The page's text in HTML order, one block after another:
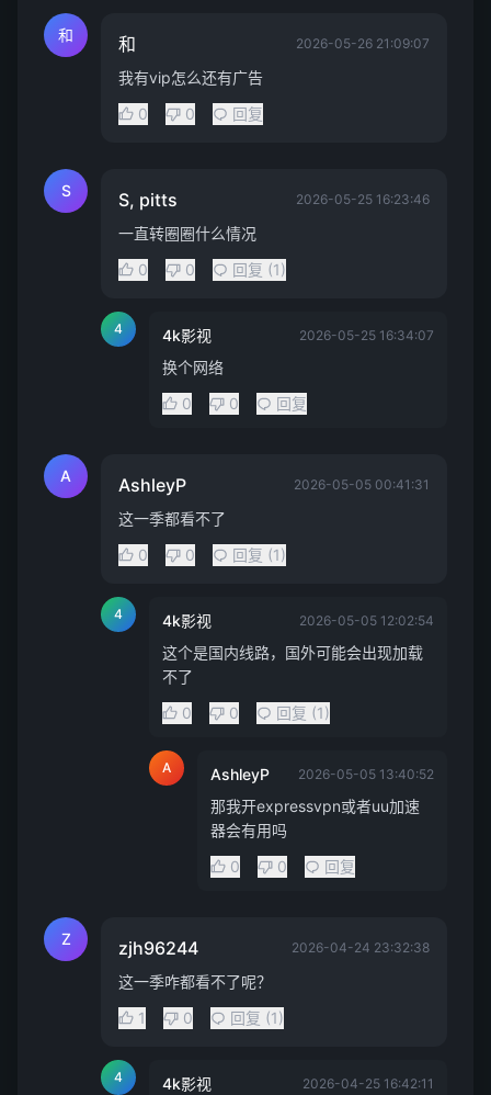
和 和 2026-05-26 21:09:07
我有vip怎么还有广告
0
0 回复
S S, pitts 2026-05-25 16:23:46
一直转圈圈什么情况
0
0 回复 (1)
4 4k影视 2026-05-25 16:34:07
换个网络
0
0 回复
A AshleyP 2026-05-05 00:41:31
这一季都看不了
0
0 回复 (1)
4 4k影视 2026-05-05 12:02:54
这个是国内线路，国外可能会出现加载
不了
0
0 回复 (1)
A AshleyP 2026-05-05 13:40:52
那我开expressvpn或者uu加速
器会有用吗
0
0 回复
Z zjh96244 2026-04-24 23:32:38
这一季咋都看不了呢？
1
0 回复 (1)
4 4k影视 2026-04-25 16:42:11